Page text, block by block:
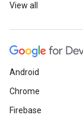
View all
Android
Chrome
Firebase